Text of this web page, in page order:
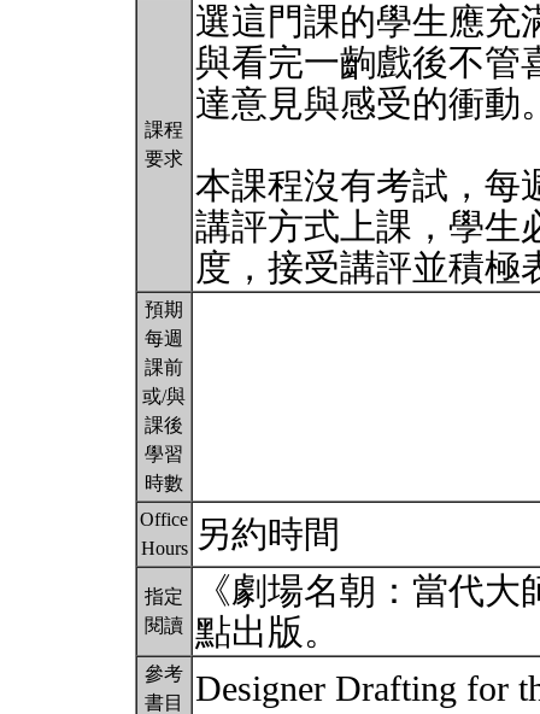
課程
要求
選這門課的學生應充
與看完一齣戲後不管
達意見與感受的衝動
本課程沒有考試，每
講評方式上課，學生
度，接受講評並積
預期
每週
課前
或/與
課後
學習
時數
Office
Hours
另約時間
指定
閱讀
《劇場名朝：當代
點出版。
參考
書目
Designer Drafting for